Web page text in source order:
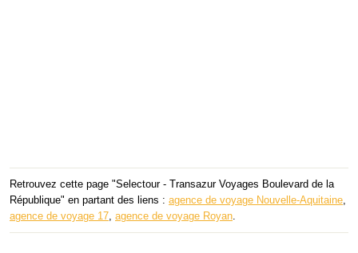
Retrouvez cette page "Selectour - Transazur Voyages Boulevard de la
République" en partant des liens : agence de voyage Nouvelle-Aquitaine
agence de voyage 17 agence de voyage Royan